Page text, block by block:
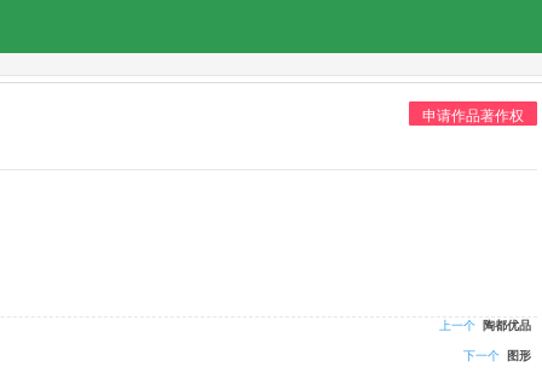
申请作品著作权
上一个 陶都优品
下一个 图形